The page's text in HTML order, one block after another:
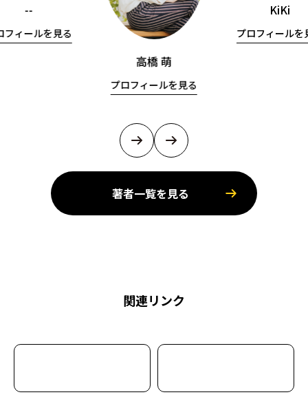
--
フィールを見る
高橋 萌
プロフィールを見る
KiKi
プロフィールを
著者一覧を見る
関連リンク